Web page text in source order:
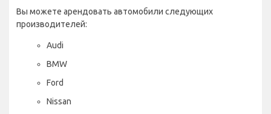
Вы можете арендовать автомобили следующих
производителей:
Audi
BMW
Ford
Nissan